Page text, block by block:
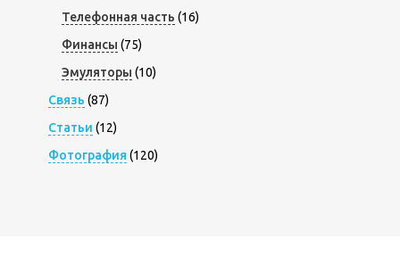
Телефонная часть (16)
Финансы (75)
Эмуляторы (10)
Связь (87)
Статьи (12)
Фотография (120)